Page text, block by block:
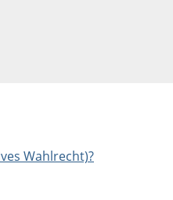
Wahlrecht)?